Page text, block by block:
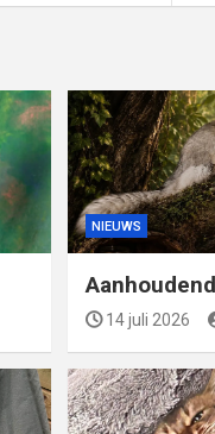
NIEUWS
14 juli 2026